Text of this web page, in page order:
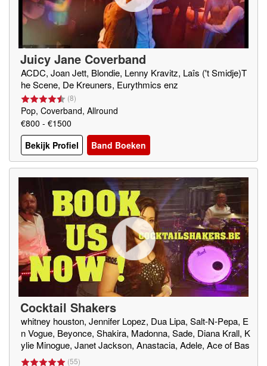
Juicy Jane Coverband
ACDC, Joan Jett, Blondie, Lenny Kravitz, Laîs ('t Smidje)T
he Scene, De Kreuners, Eurythmics enz
(8)
Pop, Coverband, Allround
€800 - €1500
Bekijk Profiel
Band Boeken
Cocktail Shakers
whitney houston, Jennifer Lopez, Dua Lipa, Salt-N-Pepa, E
n Vogue, Beyonce, Shakira, Madonna, Sade, Diana Krall, K
ylie Minogue, Janet Jackson, Anastacia, Adele, Ace of Bas
e, Milk Inc
(55)